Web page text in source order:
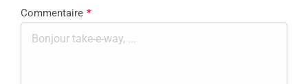
Commentaire *